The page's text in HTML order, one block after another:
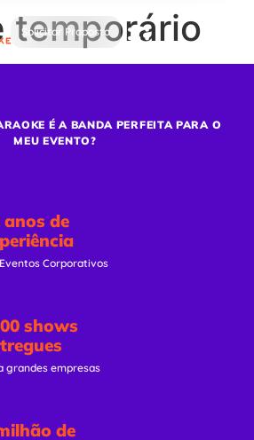
Solicitar Proposta
temporário
É A BANDA PERFEITA PARA O
MEU EVENTO?
anos de
Corporativos
shows
grandes empresas
de